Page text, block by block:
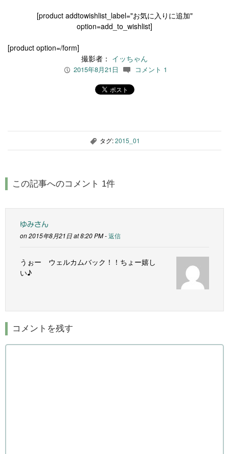
[product addtowishlist_label="お気に入りに追加"
option=add_to_wishlist]
[product option=/form]
撮影者： イッちゃん
P 2015年8月21日 c コメント 1
, タグ:2015_01
この記事へのコメント 1件
ゆみさん
on 2015年8月21日 at 8:20 PM -返信
うぉー ウェルカムバック！！ちょー嬉し
い♪
コメントを残す